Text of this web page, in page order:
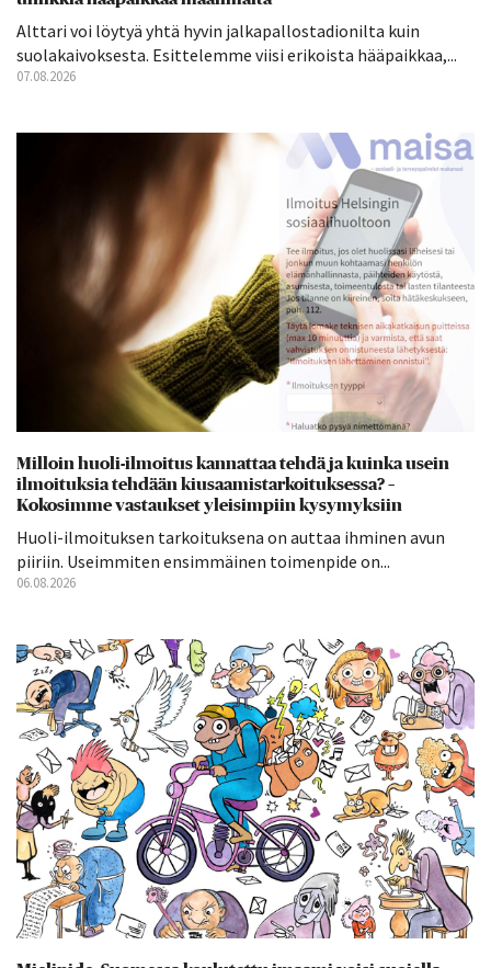
Alttari voi löytyä yhtä hyvin jalkapallostadionilta kuin
suolakaivoksesta. Esittelemme viisi erikoista hääpaikkaa,...
07.08.2026
Milloin huoli-ilmoitus kannattaa tehdä ja kuinka usein
ilmoituksia tehdään kiusaamistarkoituksessa? –
Kokosimme vastaukset yleisimpiin kysymyksiin
Huoli-ilmoituksen tarkoituksena on auttaa ihminen avun
piiriin. Useimmiten ensimmäinen toimenpide on...
06.08.2026